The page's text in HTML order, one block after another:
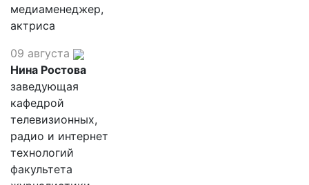
медиаменеджер,
актриса
09 августа
Нина Ростова
заведующая
кафедрой
телевизионных,
радио и интернет
технологий
факультета